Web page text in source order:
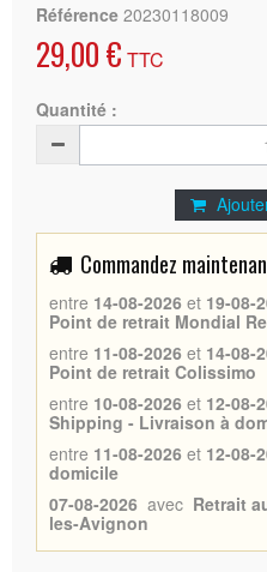
Référence 20230118009
29,00 € TTC
Quantité :
Commandez
entre 14-08-2026 et 19-08-
Point de retrait Mondial
entre 11-08-2026 et 14-08-
Point de retrait Colissimo
entre 10-08-2026 et 12-08-
Shipping - Livraison à
entre 11-08-2026 et 12-08-
domicile
07-08-2026 avec Retrait
les-Avignon